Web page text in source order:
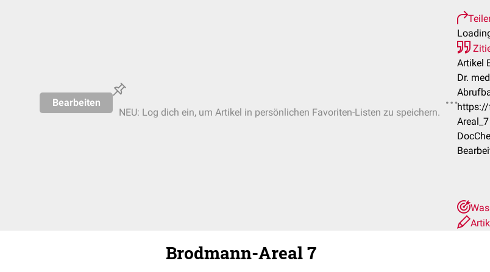
Bearbeiten
NEU: Log dich ein, um Artikel in persönlichen Favoriten-Listen zu speichern.
Artikel
Dr.
https://
Areal_7
Brodmann-Areal 7